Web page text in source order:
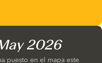
2026
puesto en el mapa este